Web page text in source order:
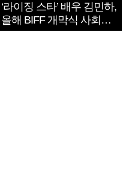
‘라이징 스타’ 배우 김민하,
올해 BIFF 개막식 사회자
확정